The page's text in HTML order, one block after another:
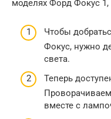
моделях Форд Фокус
Чтобы
Фокус, нужно
света.
Теперь
вместе с